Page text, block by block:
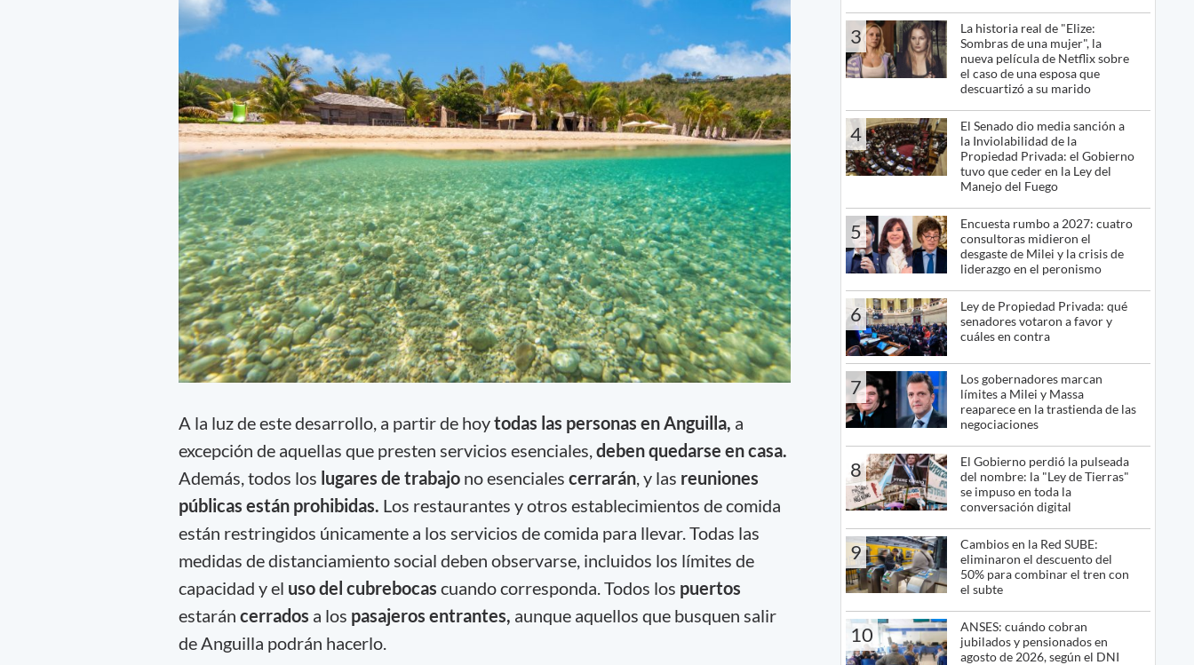
A la luz de este desarrollo, a partir de hoytodas las personas en Anguilla, a
excepción de aquellas que presten servicios esenciales,deben quedarse en casa.
Además, todos los lugares de trabajo no esenciales cerrarán, y las reuniones
públicas están prohibidas. Los restaurantes y otros establecimientos de comida
están restringidos únicamente a los servicios de comida para llevar. Todas las
medidas de distanciamiento social deben observarse, incluidos los límites de
capacidad y el uso del cubrebocas cuando corresponda. Todos los puertos
estarán cerrados a los pasajeros entrantes, aunque aquellos que busquen salir
de Anguilla podrán hacerlo.
3
La historia real de "Elize:
Sombras de una mujer", la
nueva película de Netflix sobre
el caso de una esposa que
descuartizó a su marido
4
El Senado dio media sanción a
la Inviolabilidad de la
Propiedad Privada: el Gobierno
tuvo que ceder en la Ley del
Manejo del Fuego
5
Encuesta rumbo a 2027: cuatro
consultoras midieron el
desgaste de Milei y la crisis de
liderazgo en el peronismo
6
Ley de Propiedad Privada: qué
senadores votaron a favor y
cuáles en contra
7
Los gobernadores marcan
límites a Milei y Massa
reaparece en la trastienda de las
negociaciones
8
El Gobierno perdió la pulseada
del nombre: la "Ley de Tierras"
se impuso en toda la
conversación digital
9
Cambios en la Red SUBE:
eliminaron el descuento del
50% para combinar el tren con
el subte
10
ANSES: cuándo cobran
jubilados y pensionados en
agosto de 2026, según el DNI